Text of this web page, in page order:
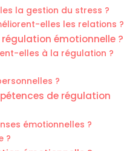
la gestion du stress ?
elles les relations ?
émotionnelle ?
elles à la régulation ?
?
de régulation
émotionnelles ?
?